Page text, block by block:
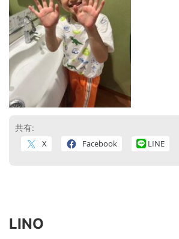
共有:
X Facebook LINE
LINO